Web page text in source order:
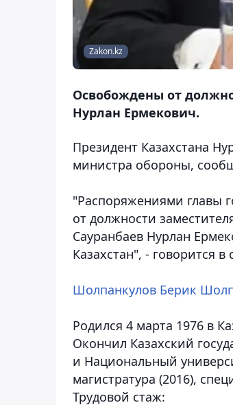
Zakon.kz
Освобождены от
Нурлан Ермекович.
Президент Казахстана
министра обороны,
"Распоряжениями главы
от должности
Сауранбаев Нурлан
Казахстан", - говорится
Шолпанкулов Берик
Родился 4 марта 1976 в
Окончил Казахский
и Национальный
магистратура (2016),
Трудовой стаж: